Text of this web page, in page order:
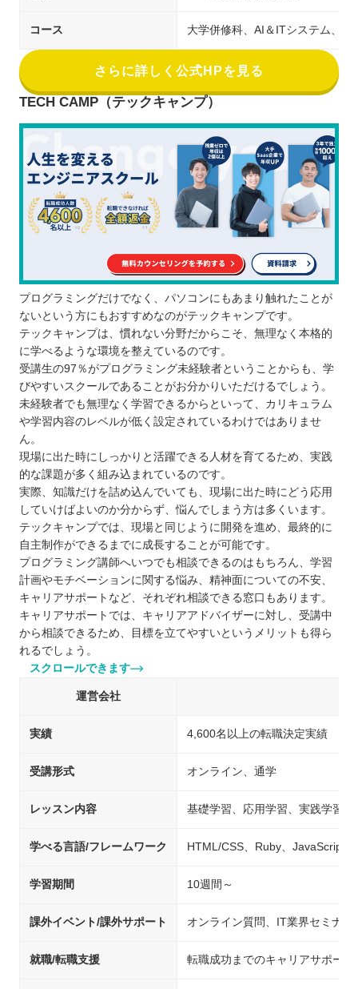
コース 大学併修科、AI＆ITシステム、ゲ
さらに詳しく公式HPを見る
TECH CAMP（テックキャンプ）
プログラミングだけでなく、パソコンにもあまり触れたことが
ないという方にもおすすめなのがテックキャンプです。
テックキャンプは、慣れない分野だからこそ、無理なく本格的
に学べるような環境を整えているのです。
受講生の97％がプログラミング未経験者ということからも、学
びやすいスクールであることがお分かりいただけるでしょう。
未経験者でも無理なく学習できるからといって、カリキュラム
や学習内容のレベルが低く設定されているわけではありませ
ん。
現場に出た時にしっかりと活躍できる人材を育てるため、実践
的な課題が多く組み込まれているのです。
実際、知識だけを詰め込んでいても、現場に出た時にどう応用
していけばよいのか分からず、悩んでしまう方は多くいます。
テックキャンプでは、現場と同じように開発を進め、最終的に
自主制作ができるまでに成長することが可能です。
プログラミング講師へいつでも相談できるのはもちろん、学習
計画やモチベーションに関する悩み、精神面についての不安、
キャリアサポートなど、それぞれ相談できる窓口もあります。
キャリアサポートでは、キャリアアドバイザーに対し、受講中
から相談できるため、目標を立てやすいというメリットも得ら
れるでしょう。
スクロールできます
運営会社
実績 4,600名以上の転職決定実績
受講形式 オンライン、通学
レッスン内容 基礎学習、応用学習、実践学習
学べる言語/フレームワーク HTML/CSS、Ruby、JavaScript
学習期間 10週間～
課外イベント/課外サポート オンライン質問、IT業界セミナ
就職/転職支援 転職成功までのキャリアサポー